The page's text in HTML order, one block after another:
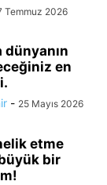
Temmuz 2026
dünyanın
en
- 25 Mayıs 2026
etme
bir